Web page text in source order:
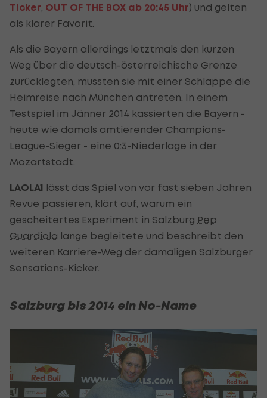
Ticker OUT OF THE BOX ab 20:45 Uhr) und gelten
als klarer Favorit.
Als die Bayern allerdings letztmals den kurzen
Weg über die deutsch-österreichische Grenze
zurücklegten, mussten sie mit einer Schlappe die
Heimreise nach München antreten. In einem
Testspiel im Jänner 2014 kassierten die Bayern -
heute wie damals amtierender Champions-
League-Sieger - eine 0:3-Niederlage in der
Mozartstadt.
LAOLA1 lässt das Spiel von vor fast sieben Jahren
Revue passieren, klärt auf, warum ein
gescheitertes Experiment in Salzburg Pep
Guardiola lange begleitete und beschreibt den
weiteren Karriere-Weg der damaligen Salzburger
Sensations-Kicker.
Salzburg bis 2014 ein No-Name